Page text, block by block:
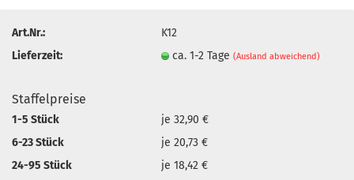
Art.Nr.:
K12
Lieferzeit:
ca. 1-2 Tage(Ausland abweichend)
Staffelpreise
1-5 Stück
je 32,90 €
6-23 Stück
je 20,73 €
24-95 Stück
je 18,42 €